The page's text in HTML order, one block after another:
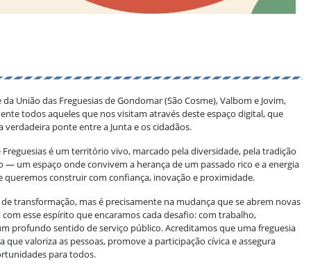
União das Freguesias de Gondomar (São Cosme), Valbom e Jovim,
todos aqueles que nos visitam através deste espaço digital, que
verdadeira ponte entre a Junta e os cidadãos.
Freguesias é um território vivo, marcado pela diversidade, pela tradição
— um espaço onde convivem a herança de um passado rico e a energia
queremos construir com confiança, inovação e proximidade.
transformação, mas é precisamente na mudança que se abrem novas
esse espírito que encaramos cada desafio: com trabalho,
profundo sentido de serviço público. Acreditamos que uma freguesia
que valoriza as pessoas, promove a participação cívica e assegura
para todos.